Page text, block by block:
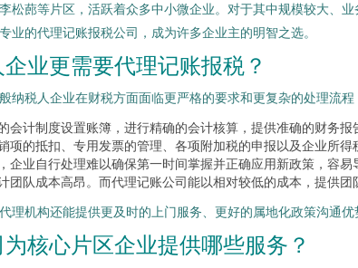
松蓢等片区，活跃着众多中小微企业。对于其中规模较大、
业的代理记账报税公司，成为许多企业主的明智之选。
业更需要代理记账报税？
纳税人企业在财税方面面临更严格的要求和更复杂的处理流程
会计制度设置账簿，进行精确的会计核算，提供准确的财务报
项的抵扣、专用发票的管理、各项附加税的申报以及企业所得
企业自行处理难以确保第一时间掌握并正确应用新政策，容易
团队成本高昂。而代理记账公司能以相对较低的成本，提供
理机构还能提供更及时的上门服务、更好的属地化政策沟通优
核心片区企业提供哪些服务？